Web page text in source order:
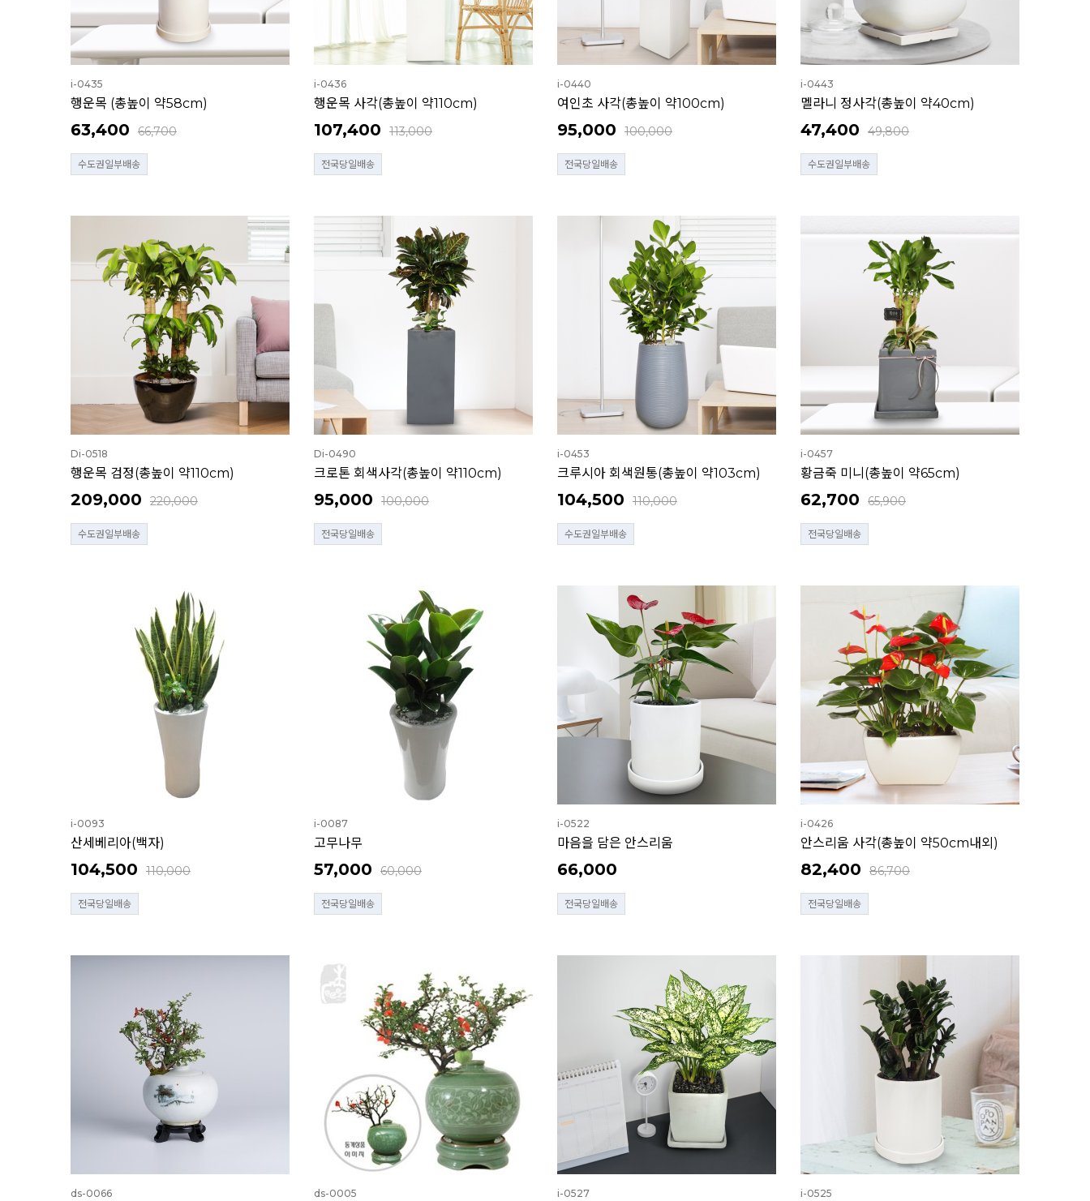
i-0435
행운목 (총높이 약58cm)
63,400 66,700
수도권일부배송
i-0436
행운목 사각(총높이 약110cm)
107,400 113,000
전국당일배송
i-0440
여인초 사각(총높이 약100cm)
95,000 100,000
전국당일배송
i-0443
멜라니 정사각(총높이 약40cm)
47,400 49,800
수도권일부배송
Di-0518
행운목 검정(총높이 약110cm)
209,000 220,000
수도권일부배송
Di-0490
크로톤 회색사각(총높이 약110cm)
95,000 100,000
전국당일배송
i-0453
크루시아 회색원통(총높이 약103cm)
104,500 110,000
수도권일부배송
i-0457
황금죽 미니(총높이 약65cm)
62,700 65,900
전국당일배송
i-0093
산세베리아(백자)
104,500 110,000
전국당일배송
i-0087
고무나무
57,000 60,000
전국당일배송
i-0522
마음을 담은 안스리움
66,000
전국당일배송
i-0426
안스리움 사각(총높이 약50cm내외)
82,400 86,700
전국당일배송
ds-0066 ds-0005 i-0527 i-0525